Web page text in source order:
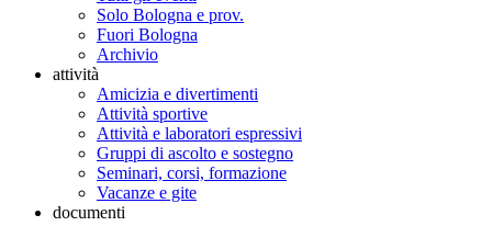
Solo Bologna e prov.
Fuori Bologna
Archivio
attività
Amicizia e divertimenti
Attività sportive
Attività e laboratori espressivi
Gruppi di ascolto e sostegno
Seminari, corsi, formazione
Vacanze e gite
documenti